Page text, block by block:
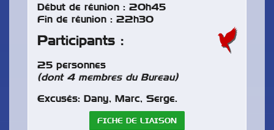
Début de réunion : 20h45
Fin de réunion : 22h30
Participants :
25 personnes
(dont 4 membres du Bureau)
Excusés: Dany, Marc, Serge.
FICHE DE LIAISON